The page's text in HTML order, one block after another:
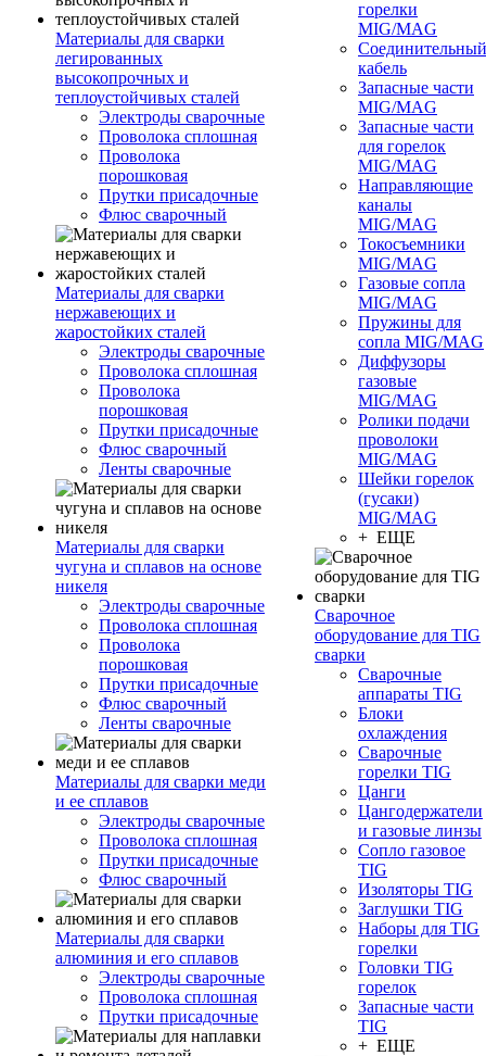
Материалы для сварки
легированных
высокопрочных и
теплоустойчивых сталей
Электроды сварочные
Проволока сплошная
Проволока
порошковая
Прутки присадочные
Флюс сварочный
Материалы для сварки
нержавеющих и
жаростойких сталей
Электроды сварочные
Проволока сплошная
Проволока
порошковая
Прутки присадочные
Флюс сварочный
Ленты сварочные
Материалы для сварки
чугуна и сплавов на основе
никеля
Электроды сварочные
Проволока сплошная
Проволока
порошковая
Прутки присадочные
Флюс сварочный
Ленты сварочные
Материалы для сварки меди
и ее сплавов
Электроды сварочные
Проволока сплошная
Прутки присадочные
Флюс сварочный
Материалы для сварки
алюминия и его сплавов
Электроды сварочные
Проволока сплошная
Прутки присадочные
горелки
MIG/MAG
Соединительный
кабель
Запасные части
MIG/MAG
Запасные части
для горелок
MIG/MAG
Направляющие
каналы
MIG/MAG
Токосъемники
MIG/MAG
Газовые сопла
MIG/MAG
Пружины для
сопла MIG/MAG
Диффузоры
газовые
MIG/MAG
Ролики подачи
проволоки
MIG/MAG
Шейки горелок
(гусаки)
MIG/MAG
+ ЕЩЕ
Сварочное
оборудование для TIG
сварки
Сварочные
аппараты TIG
Блоки
охлаждения
Сварочные
горелки TIG
Цанги
Цангодержатели
и газовые линзы
Сопло газовое
TIG
Изоляторы TIG
Заглушки TIG
Наборы для TIG
горелки
Головки TIG
горелок
Запасные части
TIG
+ ЕЩЕ